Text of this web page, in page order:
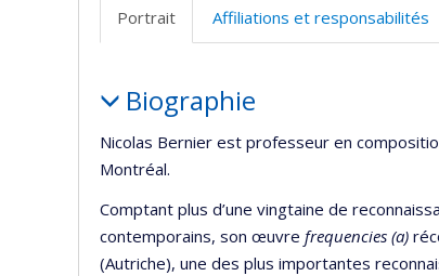
Portrait Affiliations et responsabilités
Biographie
Nicolas Bernier est professeur en
Montréal.
Comptant plus d’une vingtaine de
contemporains, son œuvre frequencies (a)
(Autriche), une des plus importantes